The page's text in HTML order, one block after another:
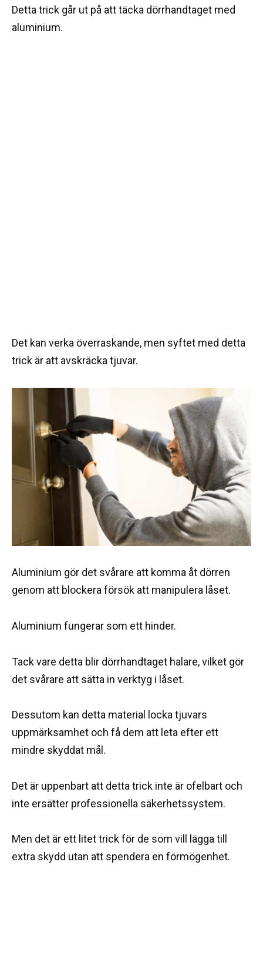
Detta trick går ut på att täcka dörrhandtaget med
aluminium.
Det kan verka överraskande, men syftet med detta
trick är att avskräcka tjuvar.
Aluminium gör det svårare att komma åt dörren
genom att blockera försök att manipulera låset.
Aluminium fungerar som ett hinder.
Tack vare detta blir dörrhandtaget halare, vilket gör
det svårare att sätta in verktyg i låset.
Dessutom kan detta material locka tjuvars
uppmärksamhet och få dem att leta efter ett
mindre skyddat mål.
Det är uppenbart att detta trick inte är ofelbart och
inte ersätter professionella säkerhetssystem.
Men det är ett litet trick för de som vill lägga till
extra skydd utan att spendera en förmögenhet.